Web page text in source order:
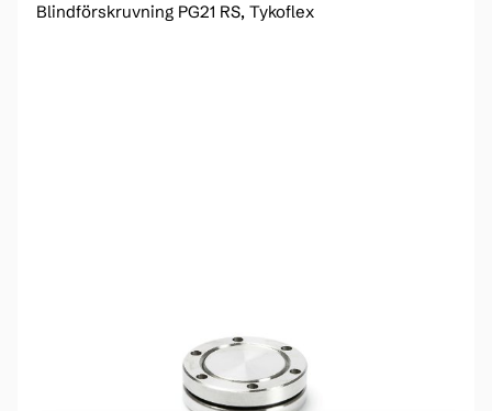
Blindförskruvning PG21 RS, Tykoflex